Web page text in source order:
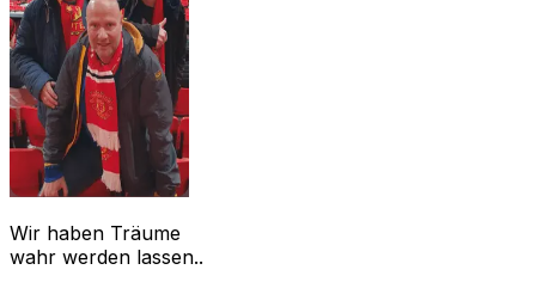
Wir haben Träume
wahr werden lassen..